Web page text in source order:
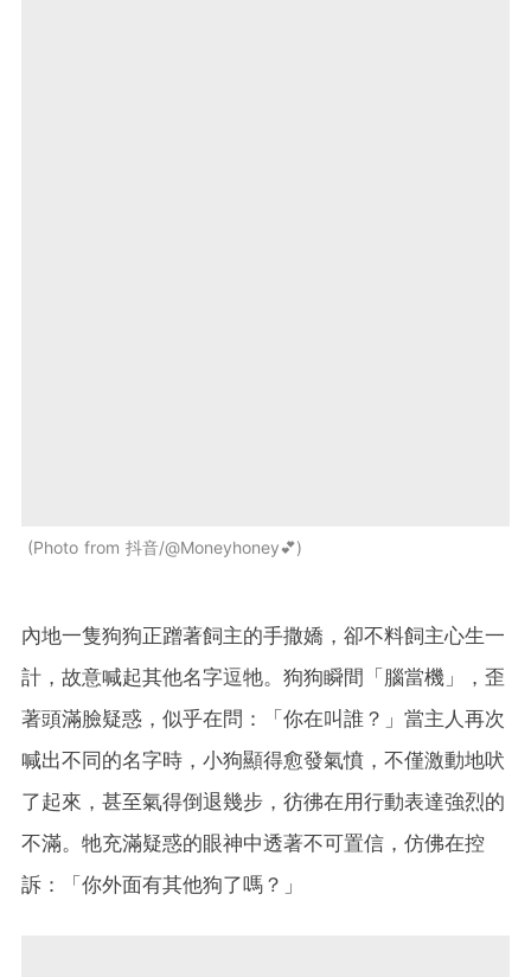
Photo from 抖音/@Moneyhoney💕
內地一隻狗狗正蹭著飼主的手撒嬌，卻不料飼主心生一
計，故意喊起其他名字逗牠。狗狗瞬間「腦當機」，歪
著頭滿臉疑惑，似乎在問：「你在叫誰？」當主人再次
喊出不同的名字時，小狗顯得愈發氣憤，不僅激動地吠
了起來，甚至氣得倒退幾步，彷彿在用行動表達強烈的
不滿。牠充滿疑惑的眼神中透著不可置信，仿佛在控
訴：「你外面有其他狗了嗎？」